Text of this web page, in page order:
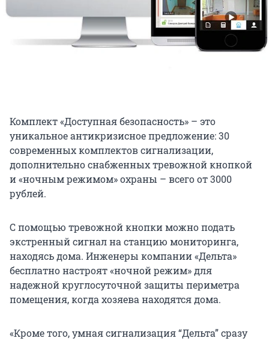
Комплект «Доступная безопасность» – это
уникальное антикризисное предложение: 30
современных комплектов сигнализации,
дополнительно снабженных тревожной кнопкой
и «ночным режимом» охраны – всего от 3000
рублей.
С помощью тревожной кнопки можно подать
экстренный сигнал на станцию мониторинга,
находясь дома. Инженеры компании «Дельта»
бесплатно настроят «ночной режим» для
надежной круглосуточной защиты периметра
помещения, когда хозяева находятся дома.
«Кроме того, умная сигнализация “Дельта” сразу